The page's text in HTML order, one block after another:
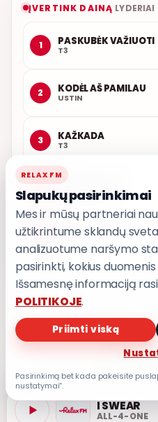
ĮVERTINK DAINĄ LYDERIAI
1 PASKUBĖK VAŽIUOTI
T3
2 KODĖL AŠ PAMILAU
USTIN
3 KAŽKADA
T3
POPKULTŪRA
5 LEDINĖ JŪRA
I SWEAR
ALL-4-ONE
RELAX FM
Slapukų pasirinkimai
Mes ir mūsų partneriai
užtikrintume sklandų
analizuotume naršymo
pasirinkti, kokius
Išsamesnę informaciją
POLITIKOJE.
Priimti viską
Pasirinkimą bet kada pakeisite
nustatymai“.